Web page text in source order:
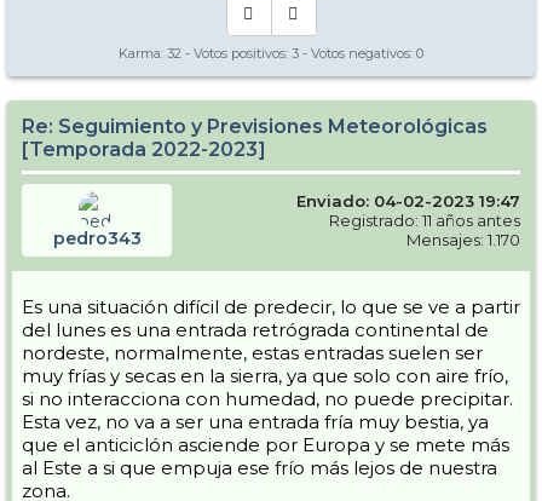
Karma: 32 - Votos positivos: 3 - Votos negativos: 0
Re: Seguimiento y Previsiones Meteorológicas
[Temporada 2022-2023]
pedro343
Enviado: 04-02-2023 19:47
Registrado: 11 años antes
Mensajes: 1.170
Es una situación difícil de predecir, lo que se ve a partir
del lunes es una entrada retrógrada continental de
nordeste, normalmente, estas entradas suelen ser
muy frías y secas en la sierra, ya que solo con aire frío,
si no interacciona con humedad, no puede precipitar.
Esta vez, no va a ser una entrada fría muy bestia, ya
que el anticiclón asciende por Europa y se mete más
al Este a si que empuja ese frío más lejos de nuestra
zona.